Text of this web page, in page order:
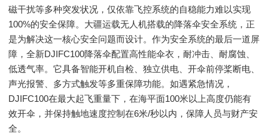
磁干扰等多种突发状况，仅依靠飞控系统的自稳能力难以实现
100%的安全保障。大疆运载无人机搭载的降落伞安全系统，正
是为解决这一核心安全问题而设计。作为安全系统的最后一道屏
障，全新DJIFC100降落伞配置高性能伞衣，耐冲击、耐腐蚀、
低透气率。它具备智能开机自检、独立供电、开伞前停桨断电、
声光报警、多方式触发等多重保障功能。如遇紧急情况，
DJIFC100在最大起飞重量下，在海平面100米以上高度仍能有
效开伞，并保持触地速度控制在6米/秒以内，保障人员与财产安
全。